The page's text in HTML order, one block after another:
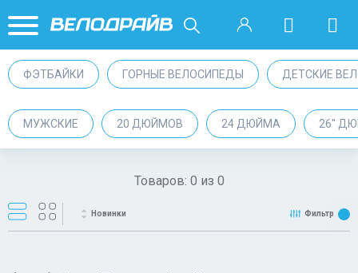
ФЭТБАЙКИ ГОРНЫЕ ВЕЛОСИПЕДЫ ДЕТСКИЕ
МУЖСКИЕ 20 ДЮЙМОВ 24 ДЮЙМА 26"
Товаров: 0 из 0
Новинки Фильтр